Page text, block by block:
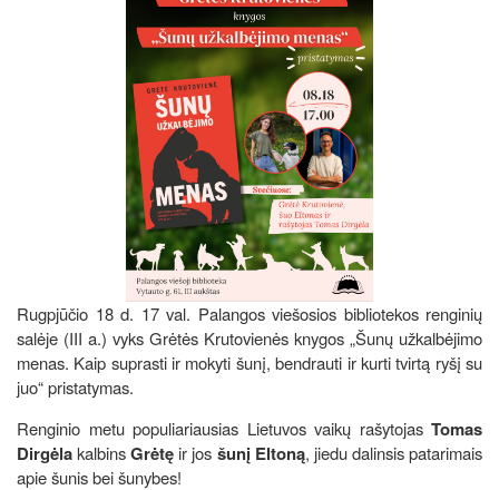
Rugpjūčio 18 d. 17 val. Palangos viešosios bibliotekos renginių
salėje (III a.) vyks Grėtės Krutovienės knygos „Šunų užkalbėjimo
menas. Kaip suprasti ir mokyti šunį, bendrauti ir kurti tvirtą ryšį su
juo“ pristatymas.
Renginio metu populiariausias Lietuvos vaikų rašytojas Tomas
DirgėlakalbinsGrėtę ir jos šunį Eltoną, jiedu dalinsis patarimais
apie šunis bei šunybes!